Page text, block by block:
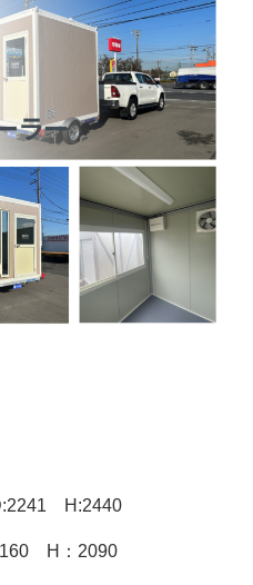
H:2440
H：2090